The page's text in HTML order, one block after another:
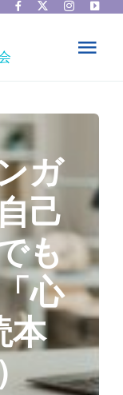
ガ
己
も
心
本